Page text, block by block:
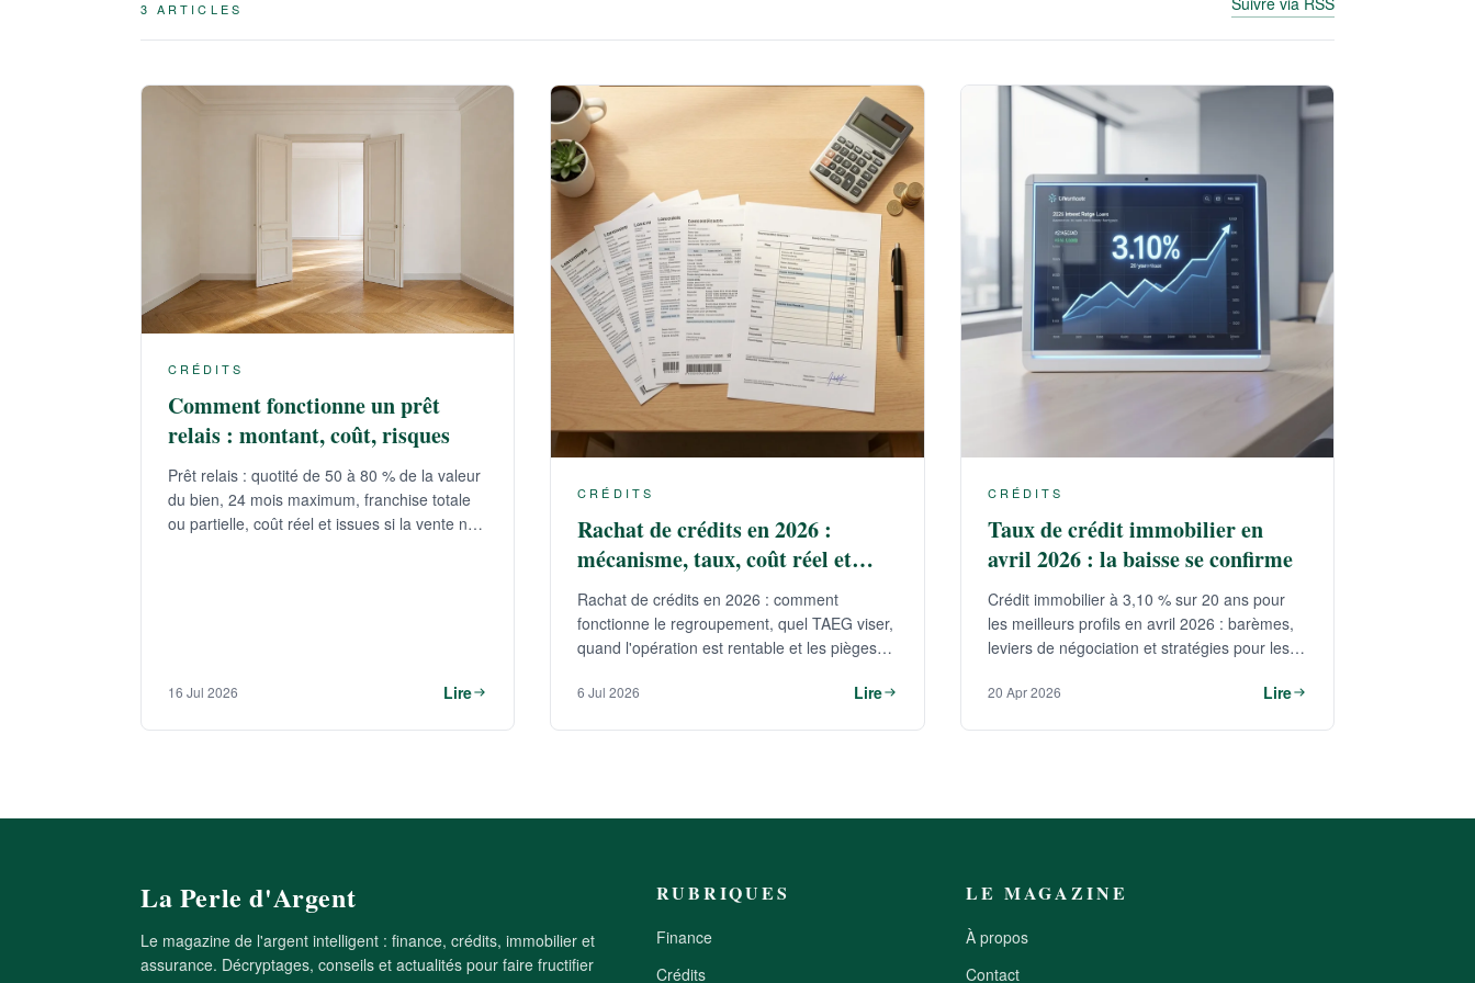
3 ARTICLES
CRÉDITS
Comment fonctionne un prêt
relais : montant, coût, risques
Prêt relais : quotité de 50 à 80 % de la valeur
du bien, 24 mois maximum, franchise totale
ou partielle, coût réel et issues si la vente ne
16 Jul 2026 Lire
CRÉDITS
Rachat de crédits en 2026 :
mécanisme, taux, coût réel et
pièges
Rachat de crédits en 2026 : comment
fonctionne le regroupement, quel TAEG viser,
quand l'opération est rentable et les pièges
6 Jul 2026 Lire
CRÉDITS
Taux de crédit immobilier en
avril 2026 : la baisse se confirme
Crédit immobilier à 3,10 % sur 20 ans pour
les meilleurs profils en avril 2026 : barèmes,
leviers de négociation et stratégies pour les
20 Apr 2026 Lire
La Perle d'Argent
Le magazine de l'argent intelligent : finance, crédits, immobilier et
assurance. Décryptages, conseils et actualités pour faire fructifier
RUBRIQUES
Finance
Crédits
LE MAGAZINE
À propos
Contact